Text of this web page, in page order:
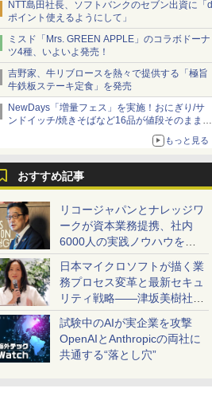
NTT島田社長、ソフトバンクのセブン出資に「d
ポイント使えるようにして」
ミスド「Mrs. GREEN APPLE」のコラボドーナ
ツ4種、いよいよ発売！
吉野家、牛リブロースを熱々で提供する「極旨
牛鉄板ステーキ定食」を発売
NewDays「増量フェス」を実施！おにぎり/サ
ンドイッチ/焼きそばなど16品が値段そのままで
もっと見る
おすすめ記事
リコージャパンとナレッジワ
ークが資本業務提携、社内
6000人の実践ノウハウを生
かした「AI商談記録 for
RICOH」を展開へ
日本マイクロソフトが描く業
務プロセス変革と最新セキュ
リティ戦略――津坂美樹社長
が2027年度戦略を説明
試験中のAIが実企業を攻撃
OpenAIとAnthropicの両社に
共通する“落とし穴”